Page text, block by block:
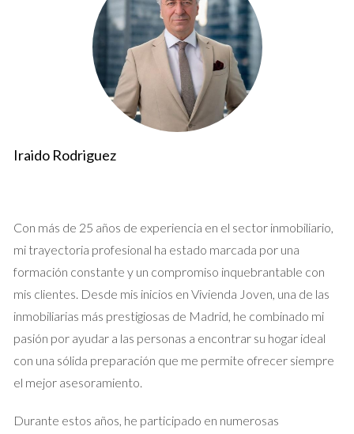
contrataron a un agente inmobiliario.
Observaciones
Aunque fue un proceso fluido, enfrentaron algunas dificultades
como decidir el precio adecuado y el tiempo para realizar la
venta. Esto es común en situaciones donde hay emociones
venta sin mayores inconvenientes.
en buscar asesoría legal para garantizar que todo
se maneje correctamente.
Caso 2: Conflicto en la venta
Por otro lado, en algunos casos, uno de los cónyuges puede
querer vender mientras que el otro no. Un ejemplo claro es el
caso de Ana y Carlos. Ana deseaba vender su casa para
comenzar una nueva vida, pero Carlos quería quedarse y no
Iraido Rodriguez
Con más de 25 años de experiencia en el sector inmobiliario,
mi trayectoria profesional ha estado marcada por una
formación constante y un compromiso inquebrantable con
mis clientes. Desde mis inicios en Vivienda Joven, una de las
inmobiliarias más prestigiosas de Madrid, he combinado mi
pasión por ayudar a las personas a encontrar su hogar ideal
con una sólida preparación que me permite ofrecer siempre
el mejor asesoramiento.
Durante estos años, he participado en numerosas